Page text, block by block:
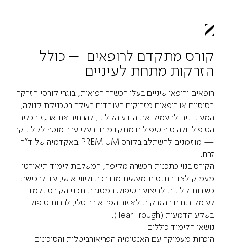
קורס מתקדם לרופאים – כולל
הזרקות מתחת לעיניים
רופאים ורופאי שיניים בעלי הכשרה רפואית, בוגרי קורסי הזרקה
בסיסיים או רופאים מזריקים העובדים בעיקר בטכניקת קנולה,
המעוניינים להעמיק את הידע הקליני, להרחיב את ארגז הכלים
הטיפולי ולהוסיף טיפולים מתקדמים ובעלי ערך מוסף לקליניקה
— מוזמנים להשתלב בקורסPREMIUM באקדמיה של ד"ר
זרח.
הקורס בנוי כתכנית הכשרה מקיפה, המשלבת לימוד תיאורטי
מעמיק לצד התנסות מעשית מודרכת וליווי אישי, עד לרכישת
כשירות קלינית לביצוע הטיפול. במסגרת תכני הקורס נלמד
לעומק תחום ההזרקות לאזור הפריאורביטלי, לרבות טיפול
בשקע הדמעות (Tear Trough).
נושאי הלימוד כוללים:
היכרות מעמיקה עם האנטומיה הפריאורביטלית והסיכונים